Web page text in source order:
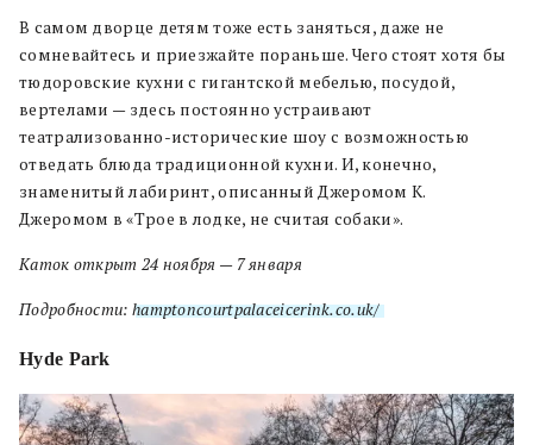
В самом дворце детям тоже есть заняться, даже не
сомневайтесь и приезжайте пораньше. Чего стоят хотя бы
тюдоровские кухни с гигантской мебелью, посудой,
вертелами — здесь постоянно устраивают
театрализованно-исторические шоу с возможностью
отведать блюда традиционной кухни. И, конечно,
знаменитый лабиринт, описанный Джеромом К.
Джеромом в «Трое в лодке, не считая собаки».
Каток открыт 24 ноября — 7 января
Подробности: hamptoncourtpalaceicerink.co.uk/
Hyde Park